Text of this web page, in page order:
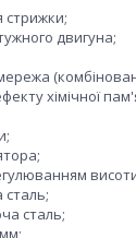
стрижки;
двигуна;
хімічної
висоти
сталь;